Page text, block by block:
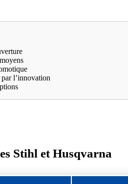
l’innovation
Stihl et Husqvarna